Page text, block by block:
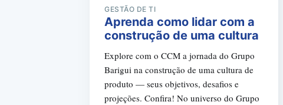
GESTÃO DE TI
Aprenda como lidar com a
construção de uma cultura
Explore com o CCM a jornada do Grupo
Barigui na construção de uma cultura de
produto — seus objetivos, desafios e
projeções. Confira! No universo do Grupo